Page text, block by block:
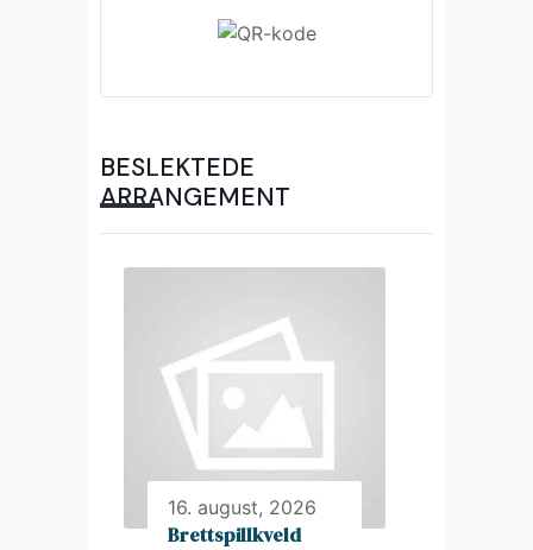
BESLEKTEDE
ARRANGEMENT
16. august, 2026
Brettspillkveld